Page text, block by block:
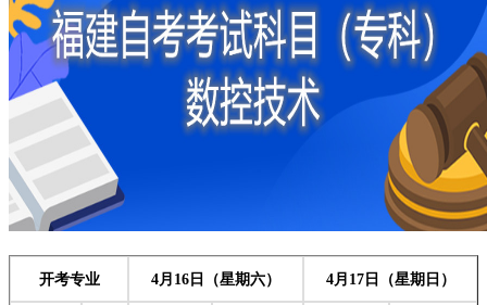
开考专业 4月16日（星期六） 4月17日（星期日）